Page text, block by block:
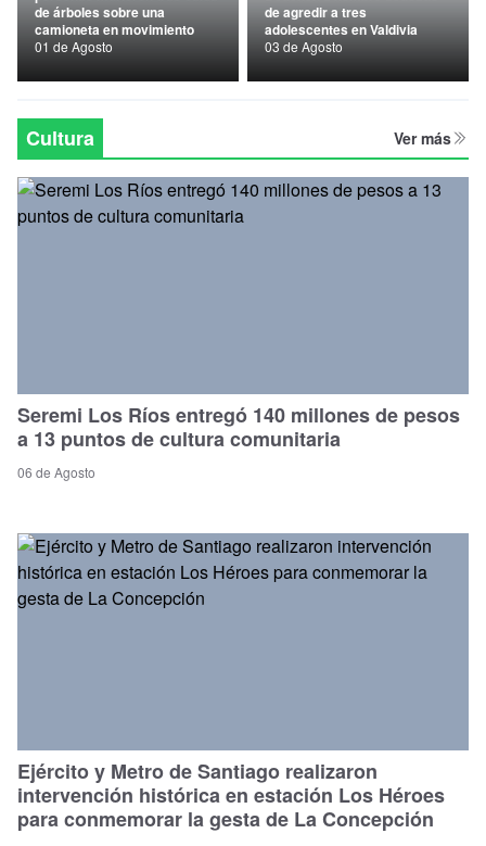
Nacional
Política
Regional
de árboles sobre una
camioneta en movimiento
01 de Agosto
de agredir a tres
adolescentes en Valdivia
03 de Agosto
Cultura Ver más
Seremi Los Ríos entregó 140 millones de pesos
a 13 puntos de cultura comunitaria
06 de Agosto
Ejército y Metro de Santiago realizaron
intervención histórica en estación Los Héroes
para conmemorar la gesta de La Concepción